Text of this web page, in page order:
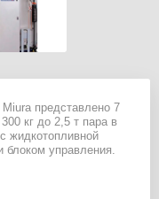
представлено 7
кг до 2,5 т пара в
жидкотопливной
блоком управления.